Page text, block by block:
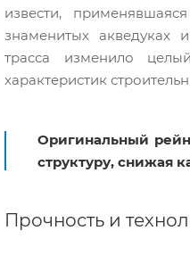
извести,
знаменитых акведуках
трасса изменило
характеристик
Оригинальный
структуру, снижая
Прочность и